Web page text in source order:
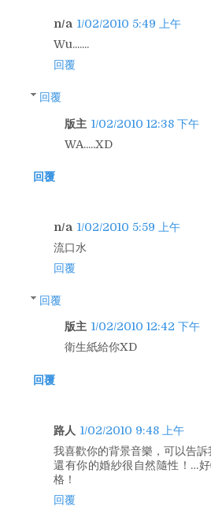
n/a 1/02/2010 5:49 上午
Wu.......
回覆
回覆
版主 1/02/2010 12:38 下午
WA.....XD
回覆
n/a 1/02/2010 5:59 上午
流口水
回覆
回覆
版主 1/02/2010 12:42 下午
衛生紙給你XD
回覆
路人 1/02/2010 9:48 上午
我喜歡你的背景音樂，可以告訴
還有你的婚紗很自然隨性！…
格！
回覆